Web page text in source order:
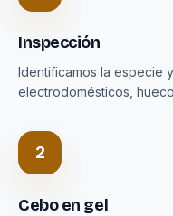
Inspección
Identificamos la especie
electrodomésticos,
2
Cebo en gel